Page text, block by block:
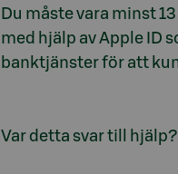
Du måste vara minst
med hjälp av Apple ID
banktjänster för att
Var detta svar till hjälp?